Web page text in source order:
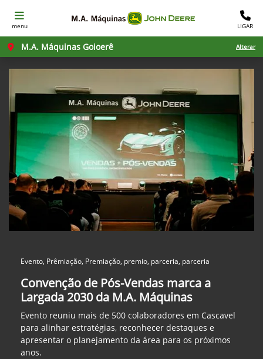
menu LIGAR
M.A. Máquinas Goioerê Alterar
Evento, Prêmiação, Premiação, premio, parceria, parceria
Convenção de Pós-Vendas marca a
Largada 2030 da M.A. Máquinas
Evento reuniu mais de 500 colaboradores em Cascavel
para alinhar estratégias, reconhecer destaques e
apresentar o planejamento da área para os próximos
anos.